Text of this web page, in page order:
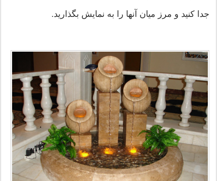
جدا كنید و مرز میان آنها را به نمایش بگذارید.